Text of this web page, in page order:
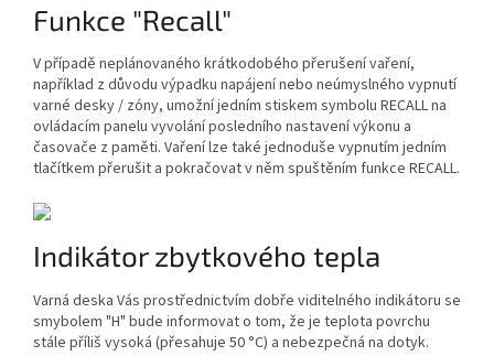
Funkce "Recall"
V případě neplánovaného krátkodobého přerušení vaření,
například z důvodu výpadku napájení nebo neúmyslného vypnutí
varné desky / zóny, umožní jedním stiskem symbolu RECALL na
ovládacím panelu vyvolání posledního nastavení výkonu a
časovače z paměti. Vaření lze také jednoduše vypnutím jedním
tlačítkem přerušit a pokračovat v něm spuštěním funkce RECALL.
Indikátor zbytkového tepla
Varná deska Vás prostřednictvím dobře viditelného indikátoru se
smybolem "H" bude informovat o tom, že je teplota povrchu
stále příliš vysoká (přesahuje 50 °C) a nebezpečná na dotyk.